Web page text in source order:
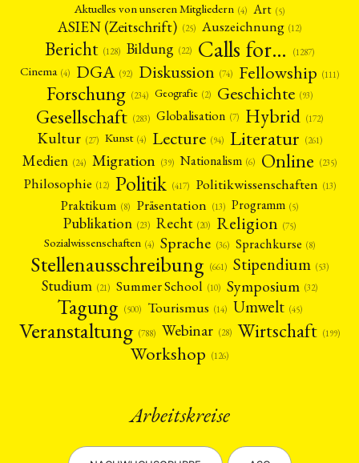
Aktuelles von unseren Mitgliedern (4) Art (5)
ASIEN (Zeitschrift) (25) Auszeichnung (12)
Bericht (128) Bildung (22) Calls for… (1287)
Cinema (4) DGA (92) Diskussion (74) Fellowship (111)
Forschung (234) Geografie (2) Geschichte (93)
Gesellschaft (283) Globalisation (7) Hybrid (172)
Kultur (27) Kunst (4) Lecture (94) Literatur (261)
Medien (24) Migration (39) Nationalism (6) Online (235)
Philosophie (12) Politik (417) Politikwissenschaften (13)
Praktikum (8) Präsentation (13) Programm (5)
Publikation (23) Recht (20) Religion (75)
Sozialwissenschaften (4) Sprache (36) Sprachkurse (8)
Stellenausschreibung (661) Stipendium (53)
Studium (21) Summer School (10) Symposium (32)
Tagung (500) Tourismus (14) Umwelt (45)
Veranstaltung (788) Webinar (28) Wirtschaft (199)
Workshop (126)
Arbeitskreise